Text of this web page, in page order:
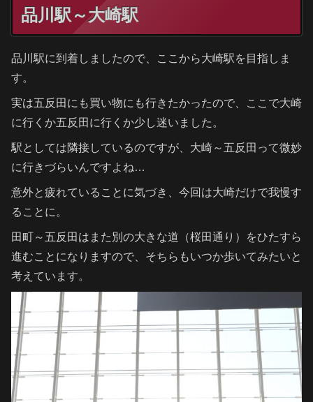
品川駅～大崎駅
品川駅に到着しましたので、ここから大崎駅を目指しま
す。
実は五反田にも買い物にも行きたかったので、ここで大崎
に行くか五反田に行くか少し迷いました。
駅としては隣接しているのですが、大崎～五反田って微妙
に行きづらいんですよね…
意外と疲れていることに気づき、今回は大崎だけで我慢す
ることに。
田町～五反田はまた別の大きな道（桜田通り）をひたすら
進むことになりますので、そちらもいつか歩いてみたいと
考えています。